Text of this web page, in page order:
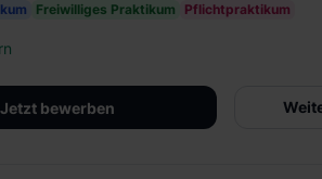
Freiwilliges Praktikum Pflichtpraktikum
Jetzt bewerben